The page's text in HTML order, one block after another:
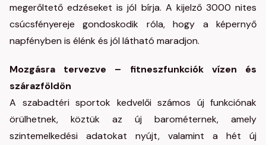
megerőltető edzéseket is jól bírja. A kijelző 3000 nites
csúcsfényereje gondoskodik róla, hogy a képernyő
napfényben is élénk és jól látható maradjon.
Mozgásra tervezve – fitneszfunkciók vízen és
szárazföldön
A szabadtéri sportok kedvelői számos új funkciónak
örülhetnek, köztük az új barométernek, amely
szintemelkedési adatokat nyújt, valamint a hét új